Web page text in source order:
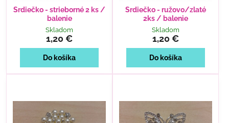
Srdiečko - strieborné 2 ks /
balenie
Skladom
1,20 €
Do košíka
Srdiečko - ružovo/zlaté
2ks / balenie
Skladom
1,20 €
Do košíka